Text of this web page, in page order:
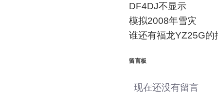
DF4DJ不显示
模拟2008年雪灾
谁还有福龙YZ25G的
留言板
现在还没有留言